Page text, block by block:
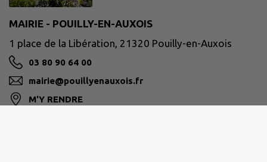
MAIRIE - POUILLY-EN-AUXOIS
1 place de la Libération, 21320 Pouilly-en-Auxois
03 80 90 64 00
mairie@pouillyenauxois.fr
M'Y RENDRE